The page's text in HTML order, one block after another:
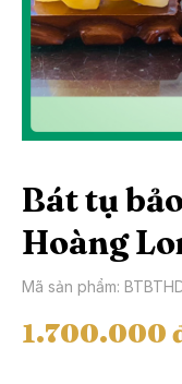
Bát tụ
Hoàng
Mã sản phẩm:
1.700.000